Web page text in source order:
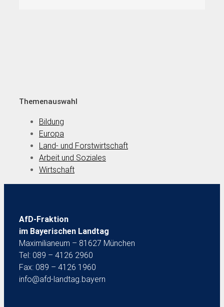
Themenauswahl
Bildung
Europa
Land- und Forstwirtschaft
Arbeit und Soziales
Wirtschaft
AfD-Fraktion
im Bayerischen Landtag
Maximilianeum – 81627 München
Tel: 089 – 4126 2960
Fax: 089 – 4126 1960
info@afd-landtag.bayern